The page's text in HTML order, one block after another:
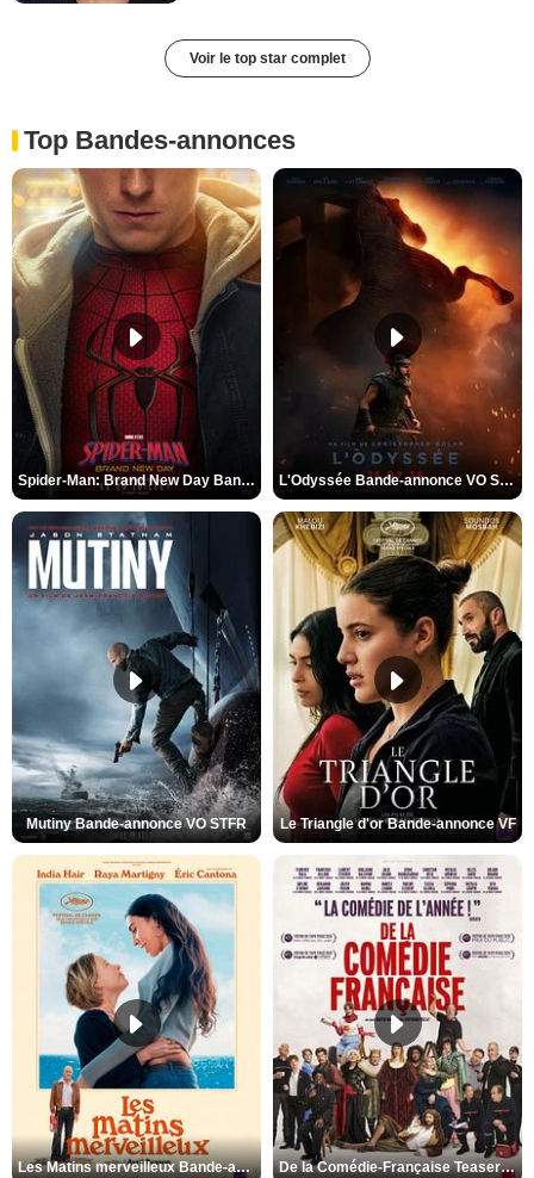
Voir le top star complet
Top Bandes-annonces
Spider-Man: Brand New Day Bande-annonce VO STFR L'Odyssée Bande-annonce VO STFR
Mutiny Bande-annonce VO STFR Le Triangle d'or Bande-annonce VF
Les Matins merveilleux Bande-annonce VF De la Comédie-Française Teaser VF